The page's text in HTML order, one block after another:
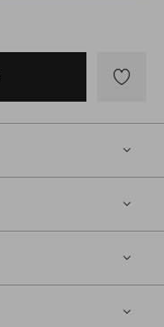
till
favoriter